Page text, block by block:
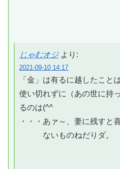
じゃむオジ より:
2021-09-10 14:17
「金」は有るに越したこと
使い切れずに（あの世に持
るのは(^^ゞ
・・・あァ～、妻に残すと
ないものねだりダ。